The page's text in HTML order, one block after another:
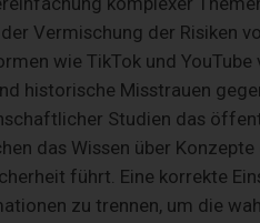
Vermischung der Risiken
wie TikTok und
historische Misstrauen
Studien das
das Wissen über
führt. Eine korrekte
zu trennen, um die